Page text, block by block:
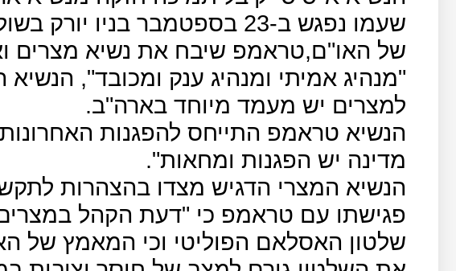
שעמו נפגש ב-23 בספטמבר בניו
של האו"ם,טראמפ שיבח את נשיא מצרים
"מנהיג אמיתי ומנהיג ענק ומכובד", הנשיא
למצרים יש מעמד מיוחד בארה"ב.
הנשיא טראמפ התייחס להפגנות
מדינה יש הפגנות ומחאות".
הנשיא המצרי הדגיש מצדו בהצהרות
פגישתו עם טראמפ כי "דעת הקהל
שלטון האסלאם הפוליטי וכי המאמץ של